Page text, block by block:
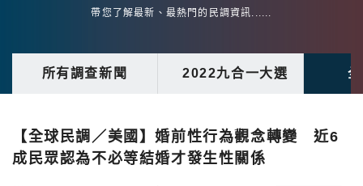
帶您了解最新、最熱門的民調資訊......
所有調查新聞 2022九合一大選
【全球民調／美國】婚前性行為觀念轉變 近6
成民眾認為不必等結婚才發生性關係